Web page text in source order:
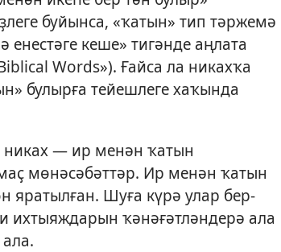
буйынса, «ҡатын» тип тәржемә
енестәге кеше» тигәнде аңлата
Words»). Ғайса ла никахҡа
булырға тейешлеге хаҡында
никах — ир менән ҡатын
мөнәсәбәттәр. Ир менән ҡатын
яратылған. Шуға күрә улар бер-
ихтыяждарын ҡәнәғәтләндерә ала